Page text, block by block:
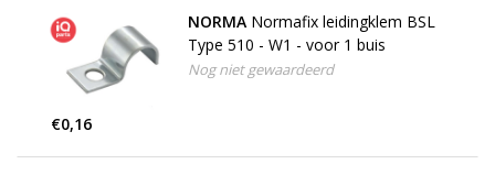
NORMA Normafix leidingklem BSL
Type 510 - W1 - voor 1 buis
Nog niet gewaardeerd
€0,16